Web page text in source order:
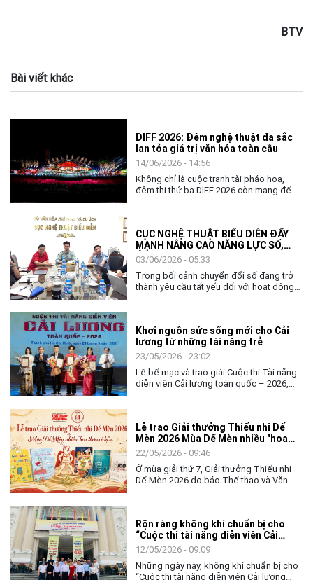
BTV
Bài viết khác
DIFF 2026: Đêm nghệ thuật đa sắc
lan tỏa giá trị văn hóa toàn cầu
14/06/2026 - 14:56
Không chỉ là cuộc tranh tài pháo hoa,
đêm thi thứ ba DIFF 2026 còn mang đến
CỤC NGHỆ THUẬT BIỂU DIỄN ĐẨY
MẠNH NÂNG CAO NĂNG LỰC SỐ,
ỨNG DỤNG AI TRONG THỰC THI
CÔNG VỤ
03/06/2026 - 05:33
Trong bối cảnh chuyển đổi số đang trở
thành yêu cầu tất yếu đối với hoạt động
càng có ý nghĩa quan trọng. Với tinh thần
chủ động thích ứng và đổi mới, ngày
02/6, Cục Nghệ thuật biểu diễn đã tổ
chức chương trình tập huấn, bồi dưỡng
về chuyển đổi số và ứng dụng AI cho
toàn thể lãnh đạo, công chức và người
Khơi nguồn sức sống mới cho Cải
lương từ những tài năng trẻ
23/05/2026 - 23:02
Lễ bế mạc và trao giải Cuộc thi Tài năng
diễn viên Cải lương toàn quốc – 2026,
giữ và làm mới nghệ thuật Cải lương
trong đời sống đương đại.
Lễ trao Giải thưởng Thiếu nhi Dế
Mèn 2026 Mùa Dế Mèn nhiều "hoa
thơm cỏ lạ"
22/05/2026 - 09:46
Ở mùa giải thứ 7, Giải thưởng Thiếu nhi
Dế Mèn 2026 do báo Thể thao và Văn
Dế Mèn và 4 Tặng thưởng. Đặc biệt, mùa
giải năm nay còn đánh dấu bước phát
triển mới khi Giải thưởng Lớn "Thành tựu
trọn đời - Hiệp sĩ Dế Mèn" đã tìm được
chủ nhân xứng đáng.
Rộn ràng không khí chuẩn bị cho
“Cuộc thi tài năng diễn viên Cải
lương toàn quốc - 2026”
12/05/2026 - 09:09
Những ngày này, không khí chuẩn bị cho
“Cuộc thi tài năng diễn viên Cải lương